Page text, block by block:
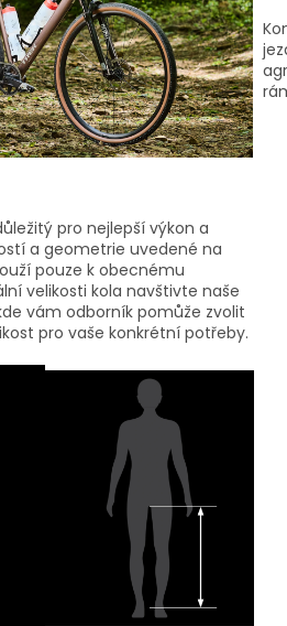
pro nejlepší výkon a
a geometrie uvedené na
pouze k obecnému
velikosti kola navštivte naše
vám odborník pomůže zvolit
pro vaše konkrétní potřeby.